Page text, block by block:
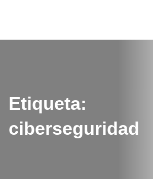
Etiqueta:
ciberseguridad